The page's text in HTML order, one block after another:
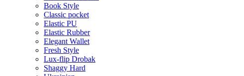
Book Style
Classic pocket
Elastic PU
Elastic Rubber
Elegant Wallet
Fresh Style
Lux-flip Drobak
Shaggy Hard